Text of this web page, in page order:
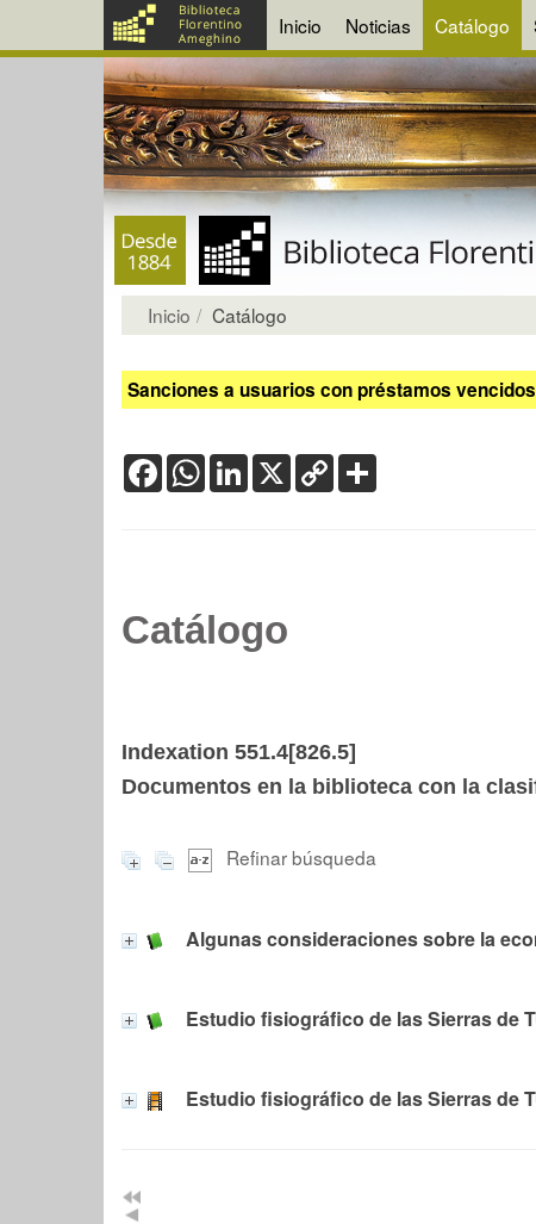
Inicio Noticias Catálogo
Inicio Catálogo
Sanciones a usuarios con préstamos
FacebookWhatsApp
LinkedIn
X Copy
Link
Catálogo
Indexation 551.4[826.5]
Documentos en la biblioteca con la
Refinar búsqueda
Algunas consideraciones sobre la
Estudio fisiográfico de las Sierras de
Estudio fisiográfico de las Sierras de